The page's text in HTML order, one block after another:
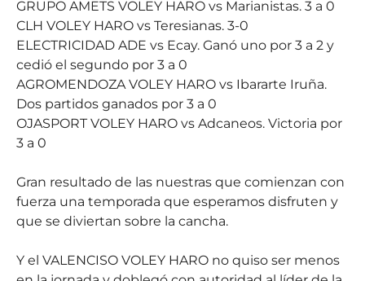
GRUPO AMETS VOLEY HARO vs Marianistas. 3 a 0
CLH VOLEY HARO vs Teresianas. 3-0
ELECTRICIDAD ADE vs Ecay. Ganó uno por 3 a 2 y
cedió el segundo por 3 a 0
AGROMENDOZA VOLEY HARO vs Ibararte Iruña.
Dos partidos ganados por 3 a 0
OJASPORT VOLEY HARO vs Adcaneos. Victoria por
3 a 0
Gran resultado de las nuestras que comienzan con
fuerza una temporada que esperamos disfruten y
que se diviertan sobre la cancha.
Y el VALENCISO VOLEY HARO no quiso ser menos